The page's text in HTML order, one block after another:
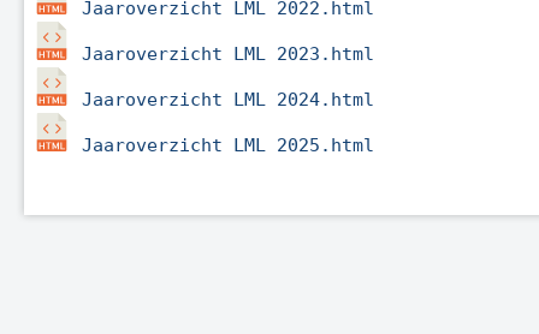
Jaaroverzicht LML 2022.html
Jaaroverzicht LML 2023.html
Jaaroverzicht LML 2024.html
Jaaroverzicht LML 2025.html